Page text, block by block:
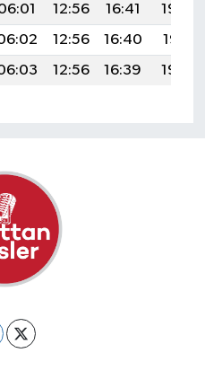
12:56 16:41
19:42
12:56 16:40
19:41
12:56 16:39 19:39